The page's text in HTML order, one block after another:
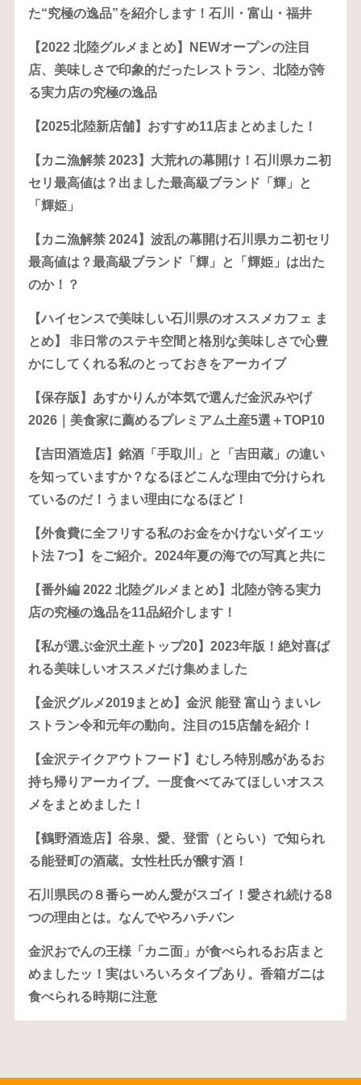
た“究極の逸品”を紹介します！石川・富山・福井
【2022 北陸グルメまとめ】NEWオープンの注目
店、美味しさで印象的だったレストラン、北陸が誇
る実力店の究極の逸品
【2025北陸新店舗】おすすめ11店まとめました！
【カニ漁解禁 2023】大荒れの幕開け！石川県カニ初
セリ最高値は？出ました最高級ブランド「輝」と
「輝姫」
【カニ漁解禁 2024】波乱の幕開け石川県カニ初セリ
最高値は？最高級ブランド「輝」と「輝姫」は出た
のか！？
【ハイセンスで美味しい石川県のオススメカフェ ま
とめ】 非日常のステキ空間と格別な美味しさで心豊
かにしてくれる私のとっておきをアーカイブ
【保存版】あすかりんが本気で選んだ金沢みやげ
2026｜美食家に薦めるプレミアム土産5選＋TOP10
【吉田酒造店】銘酒「手取川」と「吉田蔵」の違い
を知っていますか？なるほどこんな理由で分けられ
ているのだ！うまい理由になるほど！
【外食費に全フリする私のお金をかけないダイエッ
ト法 7つ】をご紹介。2024年夏の海での写真と共に
【番外編 2022 北陸グルメまとめ】北陸が誇る実力
店の究極の逸品を11品紹介します！
【私が選ぶ金沢土産トップ20】2023年版！絶対喜ば
れる美味しいオススメだけ集めました
【金沢グルメ2019まとめ】金沢 能登 富山うまいレ
ストラン令和元年の動向。注目の15店舗を紹介！
【金沢テイクアウトフード】むしろ特別感があるお
持ち帰りアーカイブ。一度食べてみてほしいオスス
メをまとめました！
【鶴野酒造店】谷泉、愛、登雷（とらい）で知られ
る能登町の酒蔵。女性杜氏が醸す酒！
石川県民の８番らーめん愛がスゴイ！愛され続ける8
つの理由とは。なんでやろハチバン
金沢おでんの王様「カニ面」が食べられるお店まと
めましたッ！実はいろいろタイプあり。香箱ガニは
食べられる時期に注意